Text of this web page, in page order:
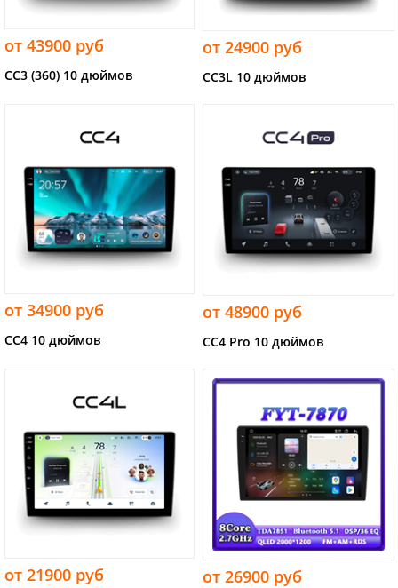
от 43900 руб
CC3 (360) 10 дюймов
от 24900 руб
CC3L 10 дюймов
от 34900 руб
CC4 10 дюймов
от 48900 руб
CC4 Pro 10 дюймов
от 21900 руб от 26900 руб